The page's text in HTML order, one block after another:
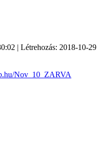
| Létrehozás: 2018-10-29
Nov_10_ZARVA